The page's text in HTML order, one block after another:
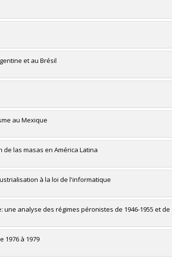
et au Brésil
au Mexique
las masas en América Latina
à la loi de l'informatique
analyse des régimes péronistes de 1946-1955 et de
1976 à 1979